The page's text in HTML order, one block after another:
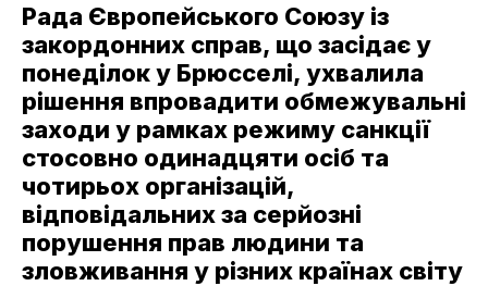
Рада Європейського Союзу із
закордонних справ, що засідає у
понеділок у Брюсселі, ухвалила
рішення впровадити обмежувальні
заходи у рамках режиму санкції
стосовно одинадцяти осіб та
чотирьох організацій,
відповідальних за серйозні
порушення прав людини та
зловживання у різних країнах світу